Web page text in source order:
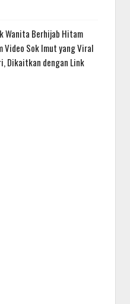
Wanita Berhijab Hitam
Video Sok Imut yang Viral
Dikaitkan dengan Link